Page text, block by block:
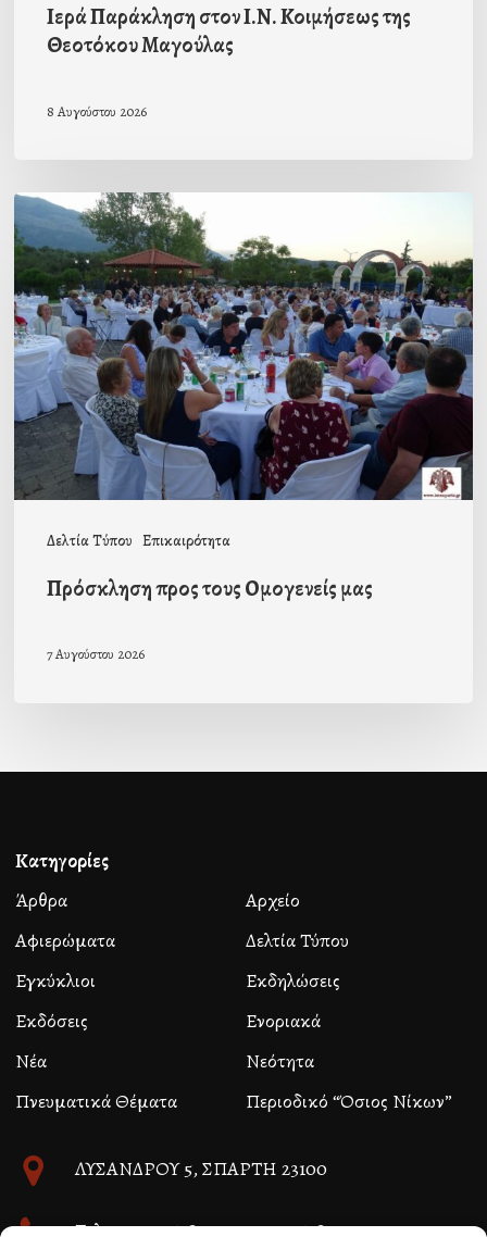
Ιερά Παράκληση στον Ι.Ν. Κοιμήσεως της
Θεοτόκου Μαγούλας
8 Αυγούστου 2026
Δελτία Τύπου Επικαιρότητα
Πρόσκληση
προς
τους
Ομογενείς
μας
Πρόσκληση προς τους Ομογενείς μας
7 Αυγούστου 2026
Κατηγορίες
Άρθρα
Αρχείο
Αφιερώματα
Δελτία Τύπου
Εγκύκλιοι
Εκδηλώσεις
Εκδόσεις
Ενοριακά
Νέα
Νεότητα
Πνευματικά Θέματα
Περιοδικό “Όσιος Νίκων”
ΛΥΣΑΝΔΡΟΥ 5, ΣΠΑΡΤΗ 23100
Τηλ. 27310 26580 και 27310 26581